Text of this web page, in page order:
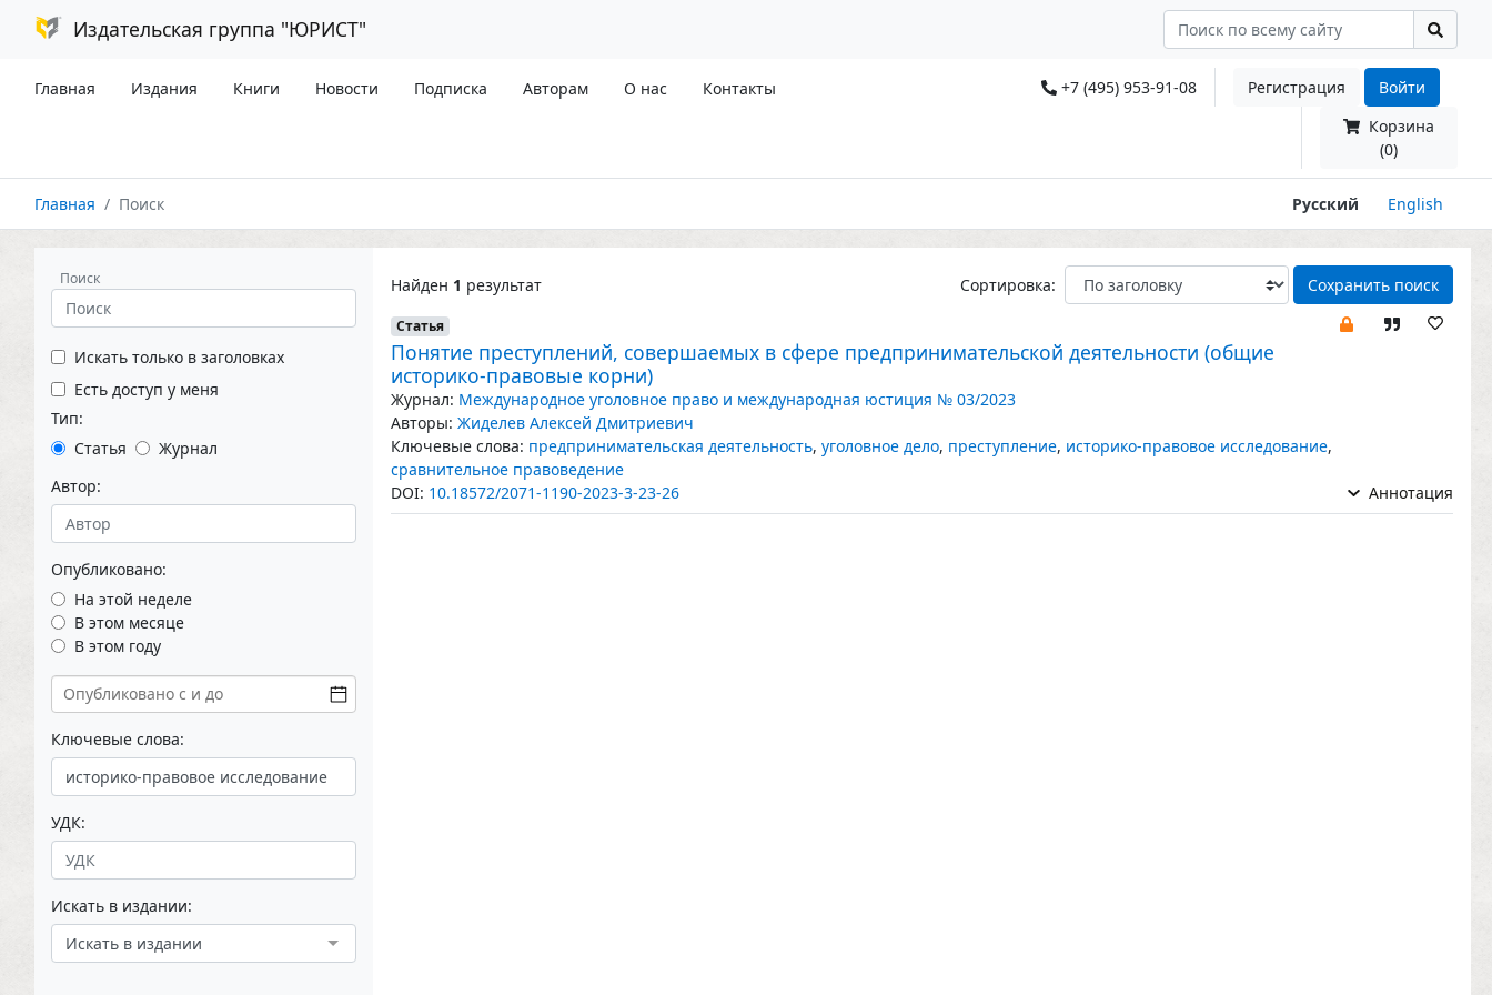
Издательская группа "ЮРИСТ"
Главная Издания Книги Новости Подписка Авторам О нас Контакты +7 (495) 953-91-08 Регистрация
Войти
Корзина
(0)
Главная Поиск Русский English
Поиск
Искать только в заголовках
Есть доступ у меня
Тип:
Статья
Журнал
Автор:
Опубликовано:
На этой неделе
В этом месяце
В этом году
Ключевые слова:
УДК:
Искать в издании:
Искать в издании
Найден 1 результат Сортировка: Сохранить поиск
Статья
Понятие преступлений, совершаемых в сфере предпринимательской деятельности (общие
историко-правовые корни)
Журнал: Международное уголовное право и международная юстиция № 03/2023
Авторы: Жиделев Алексей Дмитриевич
Ключевые слова: предпринимательская деятельность, уголовное дело, преступление, историко-правовое исследование,
сравнительное правоведение
DOI: 10.18572/2071-1190-2023-3-23-26 Аннотация